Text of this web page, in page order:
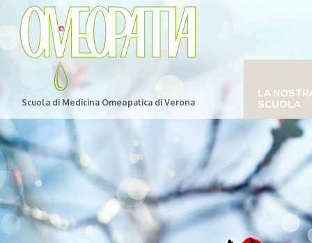
Scuola di Medicina Omeopatica di Verona
LA
SCUOLA